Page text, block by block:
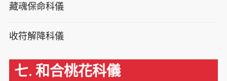
藏魂保命科儀
收符解降科儀
七. 和合桃花科儀